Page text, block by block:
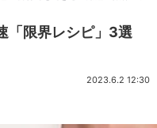
「限界レシピ」3選
2023.6.2 12:30